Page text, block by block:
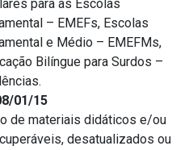
para as Escolas
– EMEFs, Escolas
e Médio – EMEFMs,
Bilíngue para Surdos –
01/15
de materiais didáticos e/ou
desatualizados ou